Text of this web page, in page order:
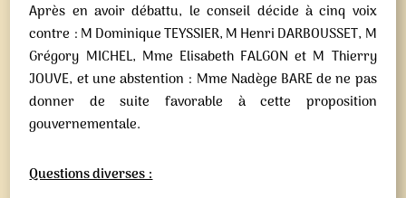
Après en avoir débattu, le conseil décide à cinq voix
contre : M Dominique TEYSSIER, M Henri DARBOUSSET, M
Grégory MICHEL, Mme Elisabeth FALGON et M Thierry
JOUVE, et une abstention : Mme Nadège BARE de ne pas
donner de suite favorable à cette proposition
gouvernementale.
Questions diverses :